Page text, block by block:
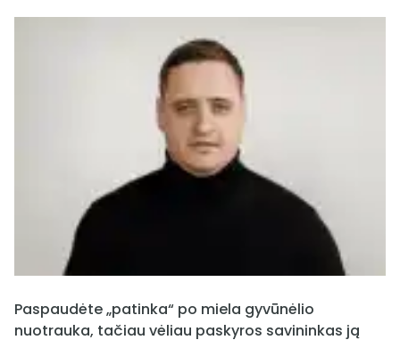
Paspaudėte „patinka“ po miela gyvūnėlio
nuotrauka, tačiau vėliau paskyros savininkas ją